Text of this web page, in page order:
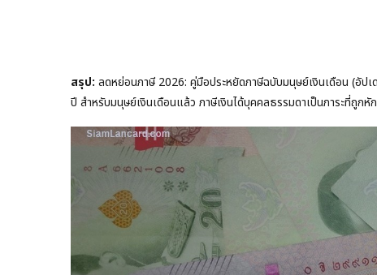
สรุป: ลดหย่อนภาษี 2026: คู่มือประหยัดภาษีฉบับมนุษย์เงินเดือน (อั
ปี สำหรับมนุษย์เงินเดือนแล้ว ภาษีเงินได้บุคคลธรรมดาเป็นภาระที่ถูก